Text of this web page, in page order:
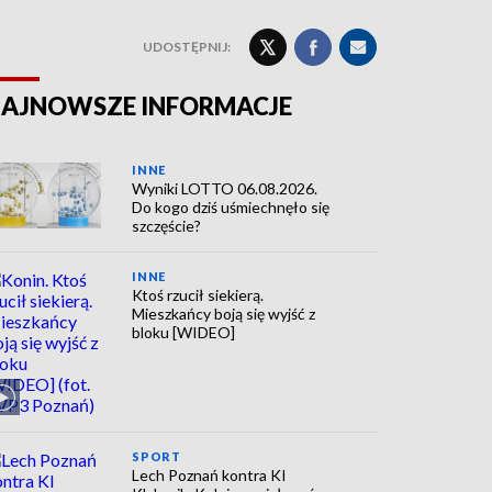
UDOSTĘPNIJ:
INFORMACJE
INNE
Wyniki LOTTO 06.08.2026.
Do kogo dziś uśmiechnęło się
szczęście?
INNE
Ktoś rzucił siekierą.
Mieszkańcy boją się wyjść z
bloku [WIDEO]
SPORT
Lech Poznań kontra KI